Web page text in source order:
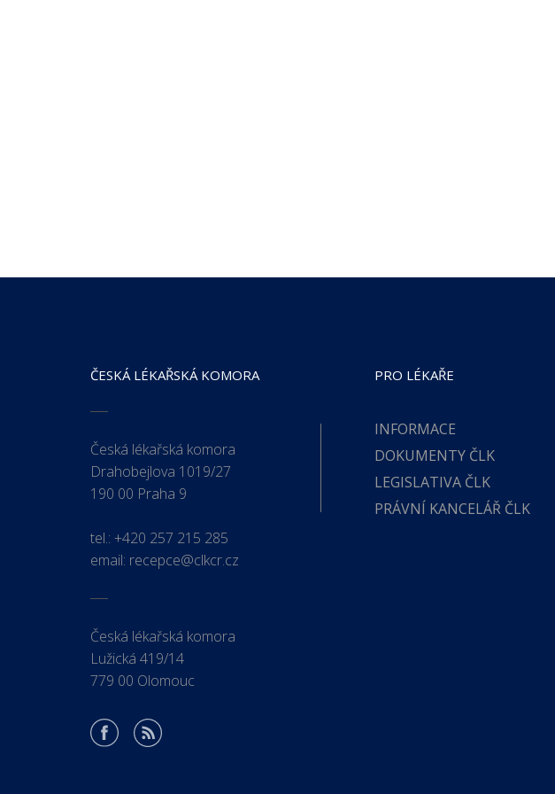
ČESKÁ LÉKAŘSKÁ KOMORA
Česká lékařská komora
Drahobejlova 1019/27
190 00 Praha 9
tel.: +420 257 215 285
email: recepce@clkcr.cz
Česká lékařská komora
Lužická 419/14
779 00 Olomouc
PRO LÉKAŘE
INFORMACE
DOKUMENTY ČLK
LEGISLATIVA ČLK
PRÁVNÍ KANCELÁŘ ČLK